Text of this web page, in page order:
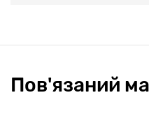
Пов'язаний